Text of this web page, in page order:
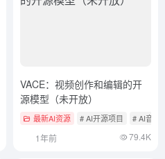
VACE：视频创作和编辑的开
源模型（未开放）
最新AI资源 # AI开源项目 # AI音视
1年前 79.4K